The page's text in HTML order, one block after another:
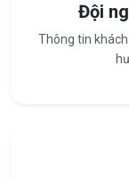
Đội
Thông tin